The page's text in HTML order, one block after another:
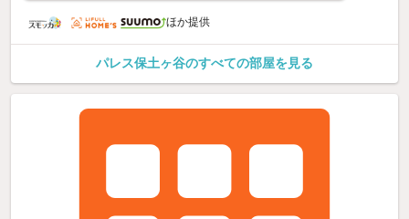
ほか提供
パレス保土ヶ谷のすべての部屋を見る